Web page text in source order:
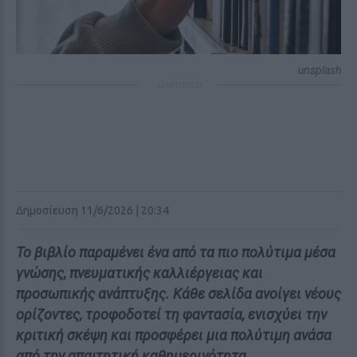
unsplash
Δημοσίευση 11/6/2026 | 20:34
Το βιβλίο παραμένει ένα από τα πιο πολύτιμα μέσα
γνώσης, πνευματικής καλλιέργειας και
προσωπικής ανάπτυξης. Κάθε σελίδα ανοίγει νέους
ορίζοντες, τροφοδοτεί τη φαντασία, ενισχύει την
κριτική σκέψη και προσφέρει μια πολύτιμη ανάσα